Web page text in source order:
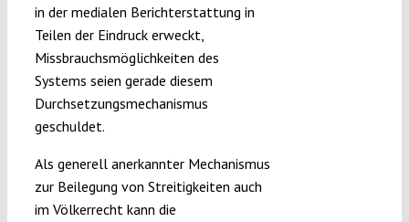
in der medialen Berichterstattung in
Teilen der Eindruck erweckt,
Missbrauchsmöglichkeiten des
Systems seien gerade diesem
Durchsetzungsmechanismus
geschuldet.
Als generell anerkannter Mechanismus
zur Beilegung von Streitigkeiten auch
im Völkerrecht kann die